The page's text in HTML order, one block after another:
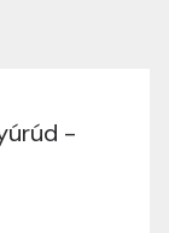
-
szállítási
és